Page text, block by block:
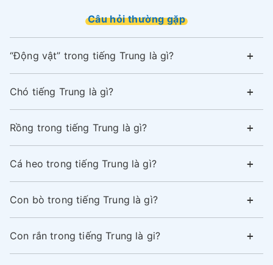
Câu hỏi thường gặp
“Động vật” trong tiếng Trung là gì?
Chó tiếng Trung là gì?
Rồng trong tiếng Trung là gì?
Cá heo trong tiếng Trung là gì?
Con bò trong tiếng Trung là gì?
Con rắn trong tiếng Trung là gi?